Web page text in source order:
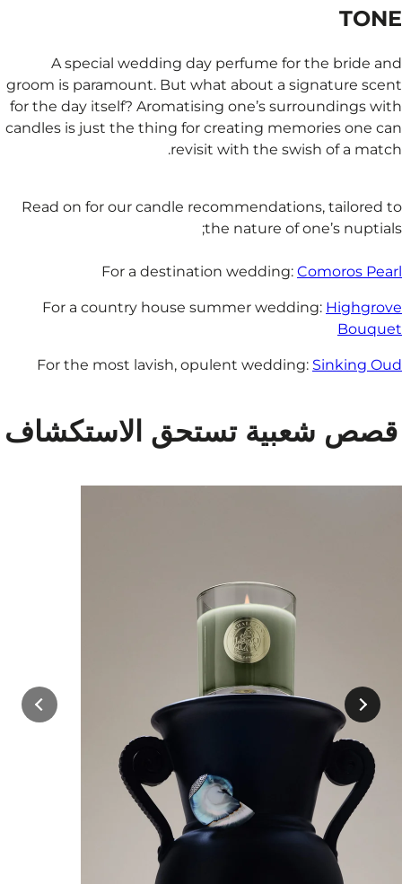
A special
groom is paramount.
for the day itself?
candles is just the
​Read on for our
For a
For a country
For the most
الاستكشاف